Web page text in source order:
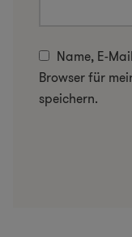
Name, E-
Browser für
speichern.